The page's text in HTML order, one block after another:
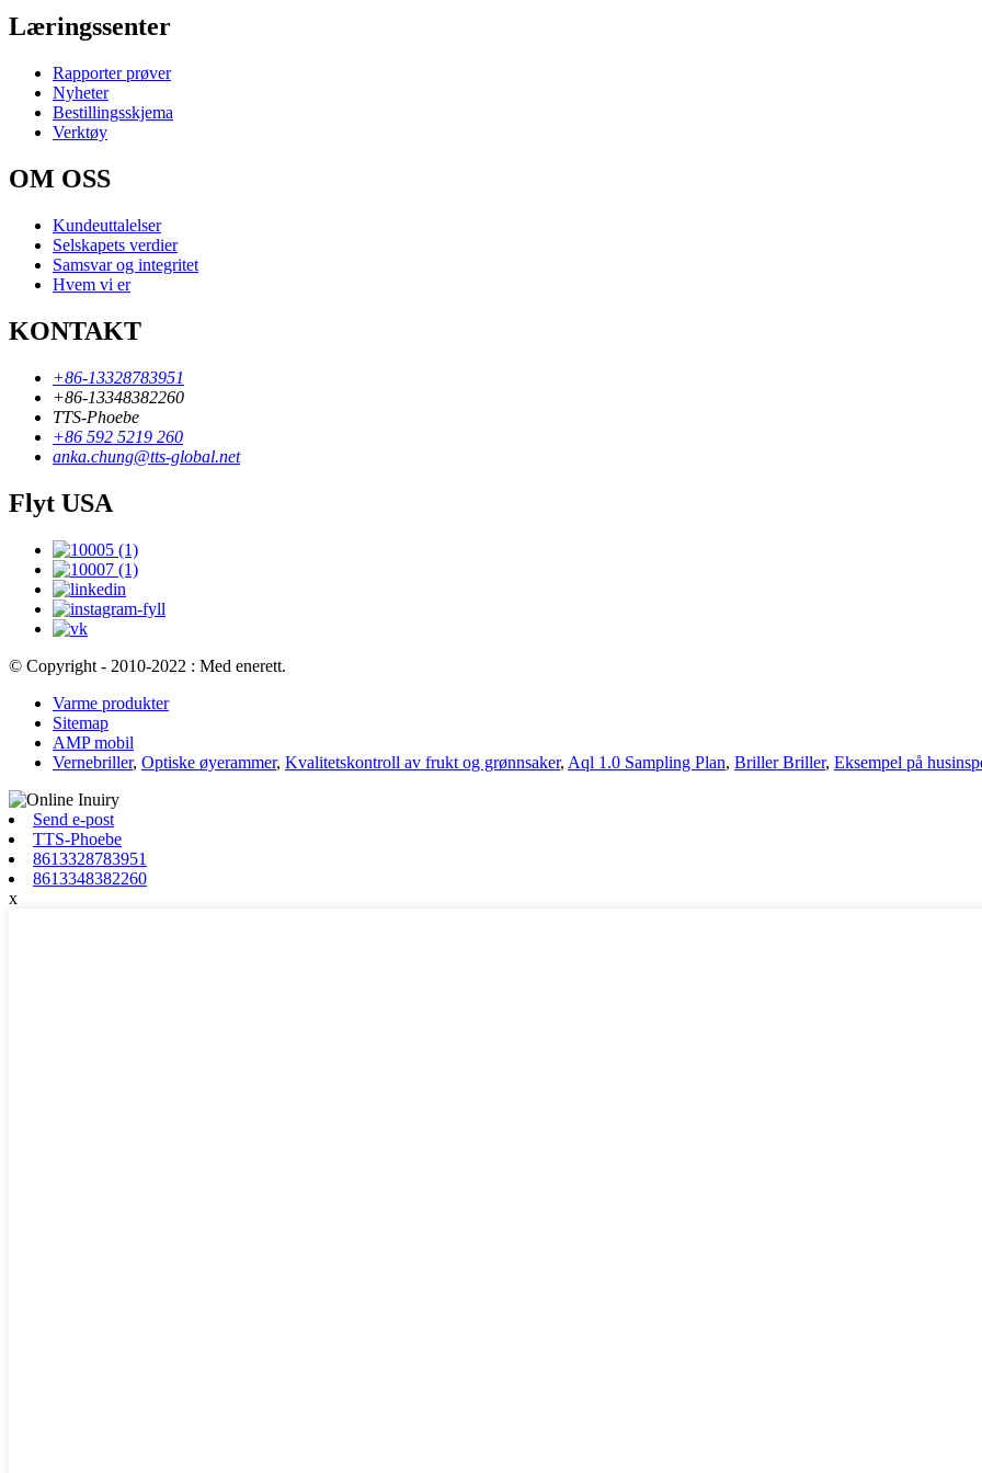
Læringssenter
Rapporter prøver
Nyheter
Bestillingsskjema
Verktøy
OM OSS
Kundeuttalelser
Selskapets verdier
Samsvar og integritet
Hvem vi er
KONTAKT
+86-13328783951
+86-13348382260
TTS-Phoebe
+86 592 5219 260
anka.chung@tts-global.net
Flyt USA
© Copyright - 2010-2022 : Med enerett.
Varme produkter
Sitemap
AMP mobil
Vernebriller, Optiske øyerammer, Kvalitetskontroll av frukt og grønnsaker, Aql 1.0 Sampling Plan, Briller Briller, Eksempel på
Send e-post
TTS-Phoebe
8613328783951
8613348382260
x